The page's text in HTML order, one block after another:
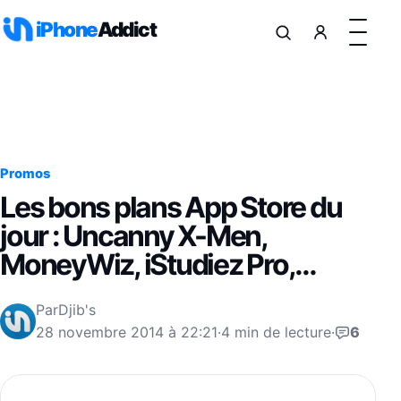
iPhoneAddict
Promos
Les bons plans App Store du
jour : Uncanny X-Men,
MoneyWiz, iStudiez Pro,…
ParDjib's
28 novembre 2014 à 22:21·4 min de lecture· 6